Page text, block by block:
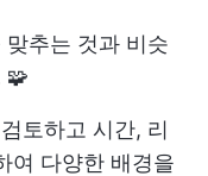
추는 것과 비슷
🧩
토하고 시간, 리
여 다양한 배경을